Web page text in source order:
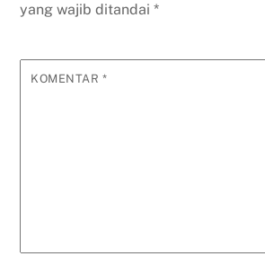
yang wajib ditandai*
KOMENTAR*